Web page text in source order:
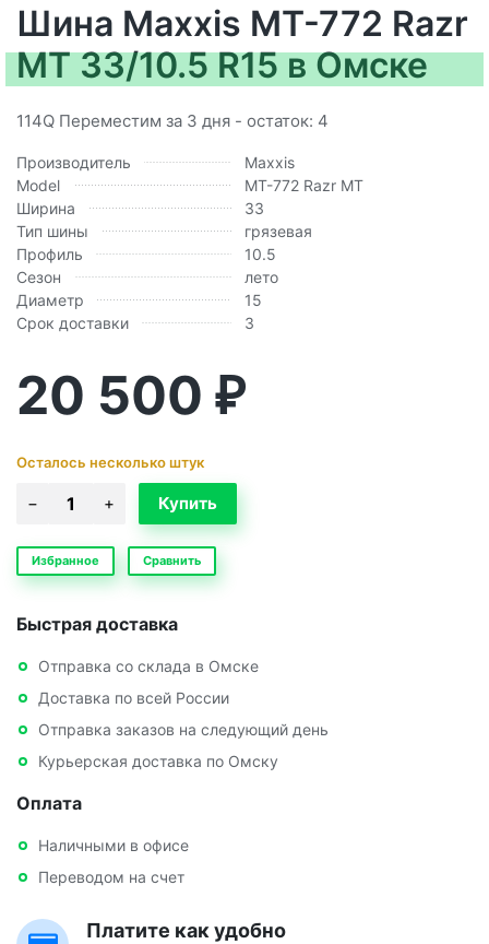
Шина Maxxis MT-772 Razr
MT 33/10.5 R15 в Омске
114Q Переместим за 3 дня - остаток: 4
Производитель
Maxxis
Model
MT-772 Razr MT
Ширина
33
Тип шины
грязевая
Профиль
10.5
Сезон
лето
Диаметр
15
Срок доставки
3
20 500 ₽
Осталось несколько штук
Избранное Сравнить
Быстрая доставка
Отправка со склада в Омске
Доставка по всей России
Отправка заказов на следующий день
Курьерская доставка по Омску
Оплата
Наличными в офисе
Переводом на счет
Платите как удобно